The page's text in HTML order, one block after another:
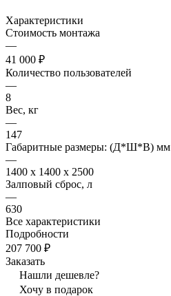
Характеристики
Стоимость монтажа
—
41 000 ₽
Количество пользователей
—
8
Вес, кг
—
147
Габаритные размеры: (Д*Ш*В) мм
—
1400 x 1400 x 2500
Залповый сброс, л
—
630
Все характеристики
Подробности
207 700 ₽
Заказать
Нашли дешевле?
Хочу в подарок